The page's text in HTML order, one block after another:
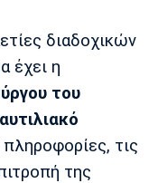
Μαδρίτης
διαδοχικών
έχει η
του
τις
της